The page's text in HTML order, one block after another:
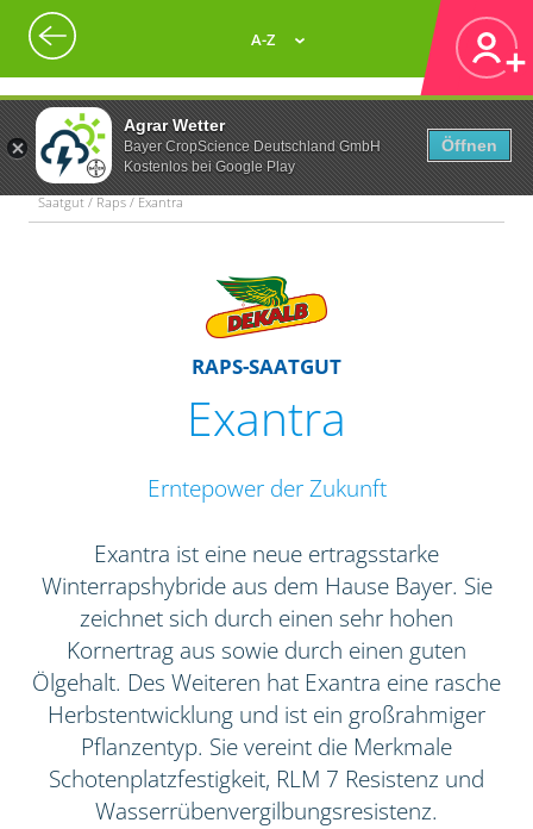
Agrar Wetter
Bayer CropScience Deutschland GmbH
Kostenlos bei Google Play
Öffnen
A-Z
Saatgut / Raps / Exantra
RAPS-SAATGUT
Exantra
Erntepower der Zukunft
Exantra ist eine neue ertragsstarke
Winterrapshybride aus dem Hause Bayer. Sie
zeichnet sich durch einen sehr hohen
Kornertrag aus sowie durch einen guten
Ölgehalt. Des Weiteren hat Exantra eine rasche
Herbstentwicklung und ist ein großrahmiger
Pflanzentyp. Sie vereint die Merkmale
Schotenplatzfestigkeit, RLM 7 Resistenz und
Wasserrübenvergilbungsresistenz.